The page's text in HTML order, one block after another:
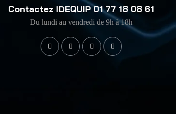
Contactez IDEQUIP 01 77 18 08 61
Du lundi au vendredi de 9h à 18h